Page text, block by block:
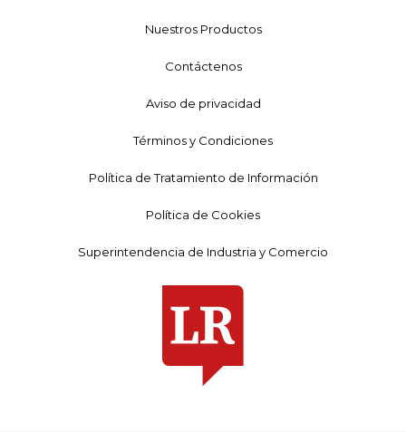
Nuestros Productos
Contáctenos
Aviso de privacidad
Términos y Condiciones
Política de Tratamiento de Información
Política de Cookies
Superintendencia de Industria y Comercio